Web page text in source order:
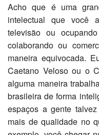
Acho que é uma
intelectual que você
televisão ou
colaborando ou
maneira equivocada.
Caetano Veloso ou o
alguma maneira
brasileira de forma
espaços a gente
mais de qualidade no